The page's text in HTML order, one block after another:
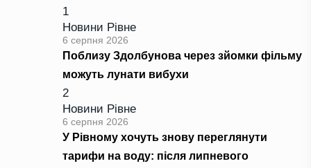
1
Новини Рівне
6 серпня 2026
Поблизу Здолбунова через зйомки фільму
можуть лунати вибухи
2
Новини Рівне
6 серпня 2026
У Рівному хочуть знову переглянути
тарифи на воду: після липневого